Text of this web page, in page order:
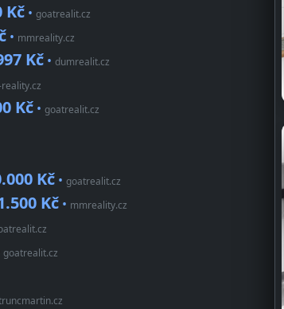
Kč • goatrealit.cz
• mmreality.cz
Kč • dumrealit.cz
Kč • goatrealit.cz
Kč • goatrealit.cz
Kč • mmreality.cz
goatrealit.cz